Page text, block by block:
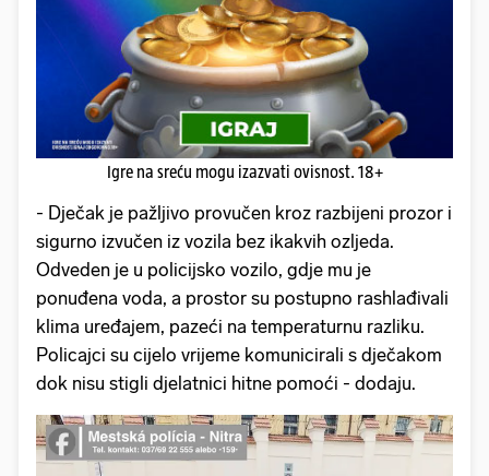
Igre na sreću mogu izazvati ovisnost. 18+
- Dječak je pažljivo provučen kroz razbijeni prozor i
sigurno izvučen iz vozila bez ikakvih ozljeda.
Odveden je u policijsko vozilo, gdje mu je
ponuđena voda, a prostor su postupno rashlađivali
klima uređajem, pazeći na temperaturnu razliku.
Policajci su cijelo vrijeme komunicirali s dječakom
dok nisu stigli djelatnici hitne pomoći - dodaju.